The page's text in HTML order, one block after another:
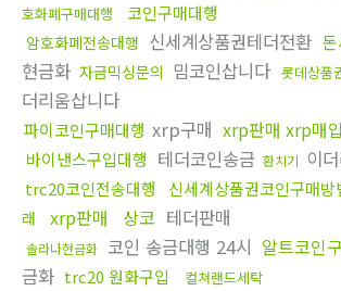
호화폐구매대행
코인구매대행
암호화폐전송대행 신세계상품권테더전환
현금화 자금믹싱문의 밈코인삽니다 롯데상품
더리움삽니다
파이코인구매대행 xrp구매 xrp판매 xrp매입
바이낸스구입대행 테더코인송금 환치기 이
trc20코인전송대행 신세계상품권코인구매방
래
xrp판매 상코 테더판매
솔라나현금화 코인 송금대행 24시 알트코인
금화 trc20 원화구입 컬쳐랜드세탁